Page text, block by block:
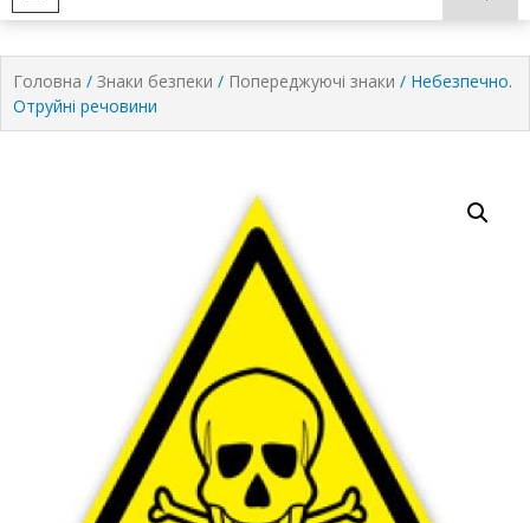
Головна / Знаки безпеки / Попереджуючі знаки / Небезпечно.
Отруйні речовини